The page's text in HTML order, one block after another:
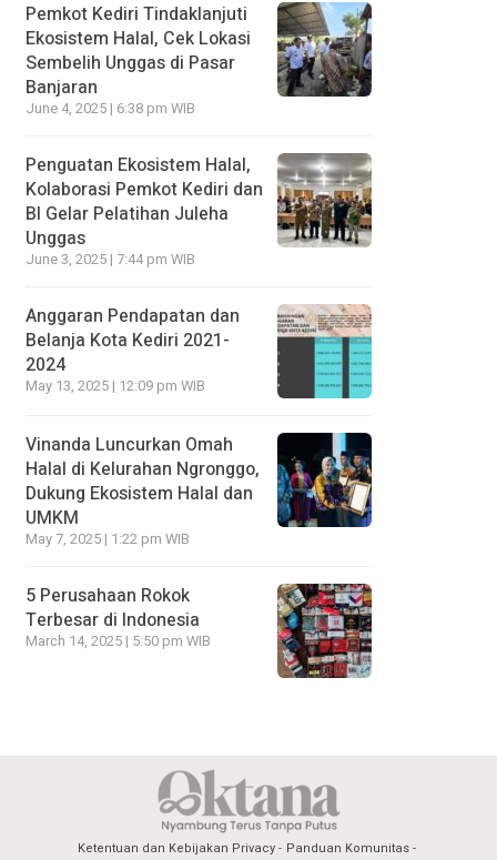
Pemkot Kediri Tindaklanjuti
Ekosistem Halal, Cek Lokasi
Sembelih Unggas di Pasar
Banjaran
June 4, 2025 | 6:38 pm WIB
Penguatan Ekosistem Halal,
Kolaborasi Pemkot Kediri dan
BI Gelar Pelatihan Juleha
Unggas
June 3, 2025 | 7:44 pm WIB
Anggaran Pendapatan dan
Belanja Kota Kediri 2021-
2024
May 13, 2025 | 12:09 pm WIB
Vinanda Luncurkan Omah
Halal di Kelurahan Ngronggo,
Dukung Ekosistem Halal dan
UMKM
May 7, 2025 | 1:22 pm WIB
5 Perusahaan Rokok
Terbesar di Indonesia
March 14, 2025 | 5:50 pm WIB
Ketentuan dan Kebijakan Privacy Panduan Komunitas